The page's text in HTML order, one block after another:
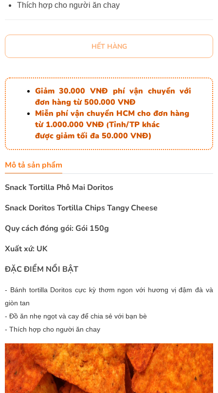
Thích hợp cho người ăn chay
HẾT HÀNG
Giảm 30.000 VNĐ phí vận chuyển với
đơn hàng từ 500.000 VNĐ
Miễn phí vận chuyển HCM cho đơn hàng
từ 1.000.000 VNĐ (Tỉnh/TP khác
được giảm tối đa 50.000 VNĐ)
Mô tả sản phẩm
Snack Tortilla Phô Mai Doritos
Snack Doritos Tortilla Chips Tangy Cheese
Quy cách đóng gói: Gói 150g
Xuất xứ: UK
ĐẶC ĐIỂM NỔI BẬT
- Bánh tortilla Doritos cực kỳ thơm ngon với hương vị đậm đà và
giòn tan
- Đồ ăn nhẹ ngọt và cay để chia sẻ với bạn bè
- Thích hợp cho người ăn chay